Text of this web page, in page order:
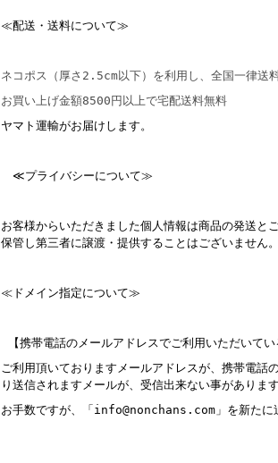
≪配送・送料について≫
ネコポス（厚さ2.5cm以下）を利用し、全国一律送
お買い上げ金額8500円以上で宅配送料無料
ヤマト運輸がお届けします。
≪プライバシーについて≫
お客様からいただきました個人情報は商品の発送と
保管し第三者に譲渡・提供することはございません。
≪ドメイン指定について≫
【携帯電話のメールアドレスでご利用いただいてい
ご利用頂いておりますメールアドレスが、携帯電話
り送信されますメールが、受信出来ない事があります
お手数ですが、「info@nonchans.com 」を新たに